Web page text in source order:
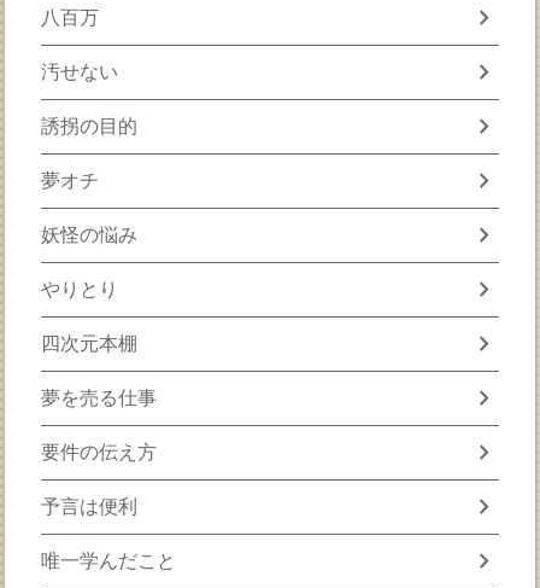
八百万 chevron_right
汚せない chevron_right
誘拐の目的 chevron_right
夢オチ chevron_right
妖怪の悩み chevron_right
やりとり chevron_right
四次元本棚 chevron_right
夢を売る仕事 chevron_right
要件の伝え方 chevron_right
予言は便利 chevron_right
唯一学んだこと chevron_right